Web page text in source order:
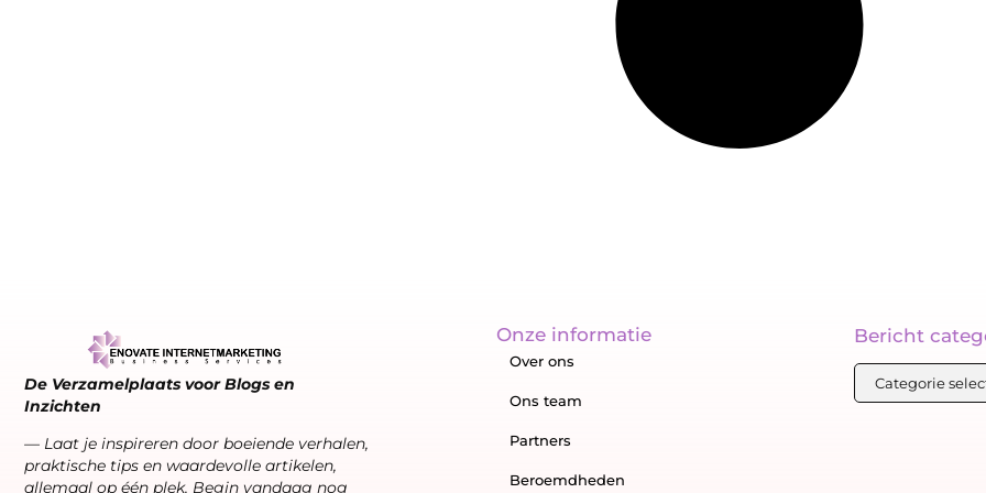
De Verzamelplaats voor Blogs en
Inzichten
— Laat je inspireren door boeiende verhalen,
praktische tips en waardevolle artikelen,
allemaal op één plek. Begin vandaag nog
Onze informatie
Over ons
Ons team
Partners
Beroemdheden
Bericht